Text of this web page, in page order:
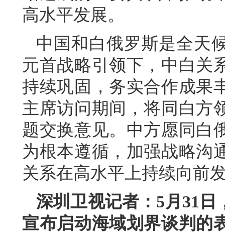
高水平发展。
中国和白俄罗斯是全天
元首战略引领下，中白关
持续巩固，务实合作成果
主席访问期间，将同白方
题交换意见。中方愿同白
为根本遵循，加强战略沟
关系在高水平上持续向前
深圳卫视记者：5月31
宣布启动海域划界谈判的